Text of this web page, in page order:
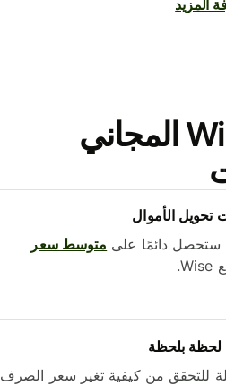
نزّل تطبيق Wise المجاني
الأموال
دائمًا علىمتوسط ​​سعر
بلحظة
للتحقق من كيفية تغير سعر الصرف